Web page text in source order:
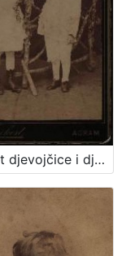
Portret djevojčice i dječaka / Herrman Fickert